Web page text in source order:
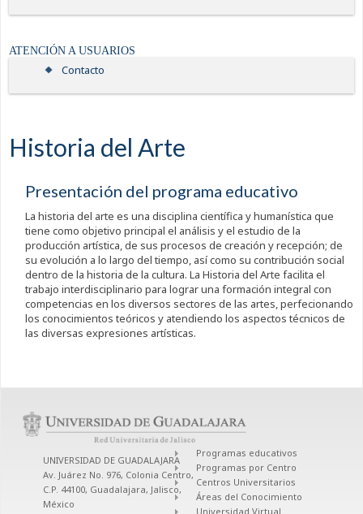
ATENCIÓN A USUARIOS
Contacto
Historia del Arte
Presentación del programa educativo
La historia del arte es una disciplina científica y humanística que
tiene como objetivo principal el análisis y el estudio de la
producción artística, de sus procesos de creación y recepción; de
su evolución a lo largo del tiempo, así como su contribución social
dentro de la historia de la cultura. La Historia del Arte facilita el
trabajo interdisciplinario para lograr una formación integral con
competencias en los diversos sectores de las artes, perfecionando
los conocimientos teóricos y atendiendo los aspectos técnicos de
las diversas expresiones artísticas.
UNIVERSIDAD DE GUADALAJARA
Av. Juárez No. 976, Colonia Centro,
C.P. 44100, Guadalajara, Jalisco,
México
Programas educativos
Programas por Centro
Centros Universitarios
Áreas del Conocimiento
Universidad Virtual